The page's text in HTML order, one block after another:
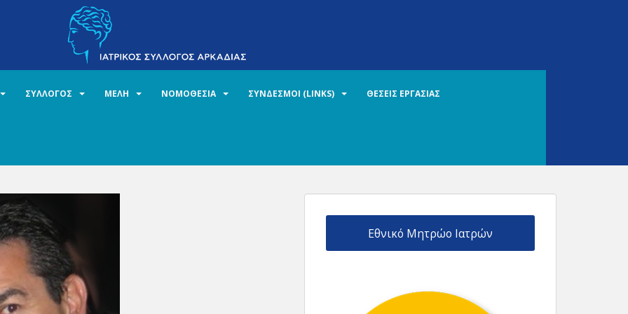
ΣΥΛΛΟΓΟΣ ΜΕΛΗ ΝΟΜΟΘΕΣΙΑ ΣΥΝΔΕΣΜΟΙ (LINKS) ΘΕΣΕΙΣ ΕΡΓΑΣΙΑΣ
Εθνικό Μητρώο Ιατρών